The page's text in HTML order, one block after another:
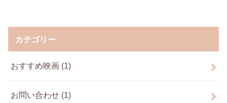
カテゴリー
おすすめ映画 (1)
お問い合わせ (1)